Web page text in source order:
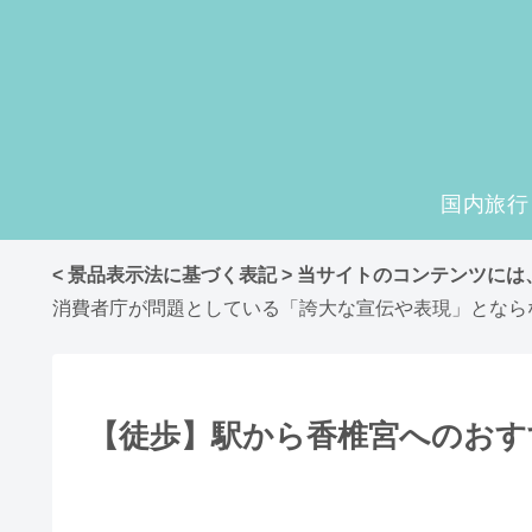
国内旅行
< 景品表示法に基づく表記 > 当サイトのコンテンツに
消費者庁が問題としている「誇大な宣伝や表現」とな
【徒歩】駅から香椎宮へのお